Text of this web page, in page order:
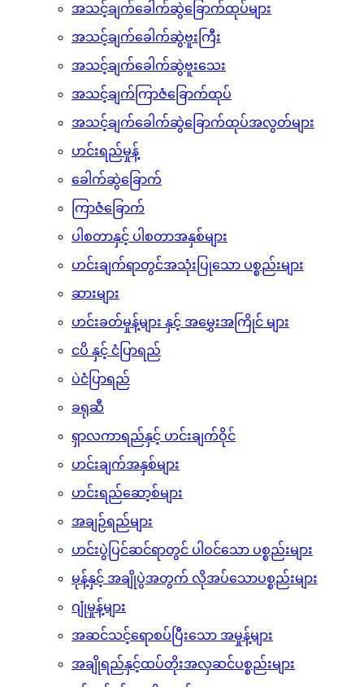
ဆန်ပြုတ်
ခေါက်ဆွဲ
အသင့်ချက်ခေါက်ဆွဲခြောက်ထုပ်များ
အသင့်ချက်ခေါက်ဆွဲဗူးကြီး
အသင့်ချက်ခေါက်ဆွဲဗူးသေး
အသင့်ချက်ကြာဇံခြောက်ထုပ်
အသင့်ချက်ခေါက်ဆွဲခြောက်ထုပ်အလွတ်များ
ဟင်းရည်မှုန့်
ခေါက်ဆွဲခြောက်
ကြာဇံခြောက်
ပါစတာနှင့် ပါစတာအနှစ်များ
ဟင်းချက်ရာတွင်အသုံးပြုသော ပစ္စည်းများ
ဆားများ
ဟင်းခတ်မှုန့်များ နှင့် အမွှေးအကြိုင် များ
ငပိ နှင့် ငံပြာရည်
ပဲငံပြာရည်
ခရုဆီ
ရှာလကာရည်နှင့် ဟင်းချက်ဝိုင်
ဟင်းချက်အနှစ်များ
ဟင်းရည်ဆော့စ်များ
အချဉ်ရည်များ
ဟင်းပွဲပြင်ဆင်ရာတွင် ပါဝင်သော ပစ္စည်းများ
မုန့်နှင့် အချိုပွဲအတွက် လိုအပ်သောပစ္စည်းများ
ဂျုံမှုန့်များ